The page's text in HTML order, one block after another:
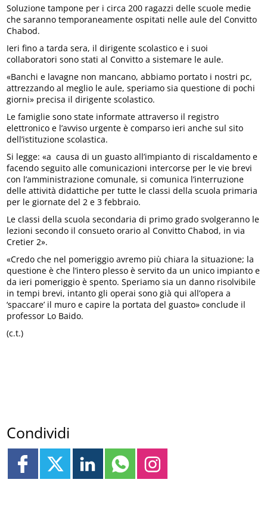
Soluzione tampone per i circa 200 ragazzi delle scuole medie
che saranno temporaneamente ospitati nelle aule del Convitto
Chabod.
Ieri fino a tarda sera, il dirigente scolastico e i suoi
collaboratori sono stati al Convitto a sistemare le aule.
«Banchi e lavagne non mancano, abbiamo portato i nostri pc,
attrezzando al meglio le aule, speriamo sia questione di pochi
giorni» precisa il dirigente scolastico.
Le famiglie sono state informate attraverso il registro
elettronico e l’avviso urgente è comparso ieri anche sul sito
dell’istituzione scolastica.
Si legge: «a causa di un guasto all’impianto di riscaldamento e
facendo seguito alle comunicazioni intercorse per le vie brevi
con l’amministrazione comunale, si comunica l’interruzione
delle attività didattiche per tutte le classi della scuola primaria
per le giornate del 2 e 3 febbraio.
Le classi della scuola secondaria di primo grado svolgeranno le
lezioni secondo il consueto orario al Convitto Chabod, in via
Cretier 2».
«Credo che nel pomeriggio avremo più chiara la situazione; la
questione è che l’intero plesso è servito da un unico impianto e
da ieri pomeriggio è spento. Speriamo sia un danno risolvibile
in tempi brevi, intanto gli operai sono già qui all’opera a
‘spaccare’ il muro e capire la portata del guasto» conclude il
professor Lo Baido.
(c.t.)
Condividi